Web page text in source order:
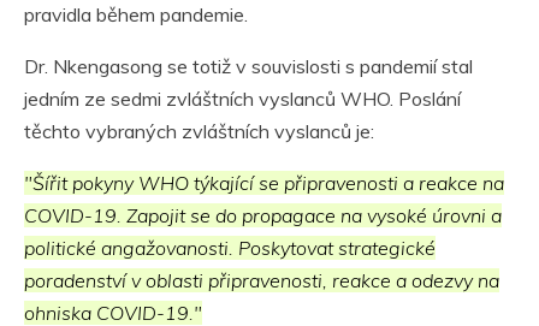
pravidla během pandemie.
Dr. Nkengasong se totiž v souvislosti s pandemií stal
jedním ze sedmi zvláštních vyslanců WHO. Poslání
těchto vybraných zvláštních vyslanců je:
"Šířit pokyny WHO týkající se připravenosti a reakce na
COVID-19. Zapojit se do propagace na vysoké úrovni a
politické angažovanosti. Poskytovat strategické
poradenství v oblasti připravenosti, reakce a odezvy na
ohniska COVID-19."